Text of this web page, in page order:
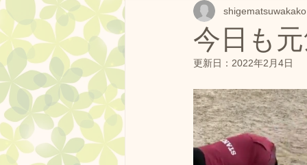
プラー練習会 カメラマン
ドッグランクラブ広島 プール
しつけ方教室
今日も
shigematsuwakako
更新日： 2022年2月4日